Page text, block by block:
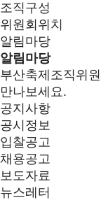
조직구성
위원회위치
알림마당
알림마당
부산축제조직위
만나보세요.
공지사항
공시정보
입찰공고
채용공고
보도자료
뉴스레터